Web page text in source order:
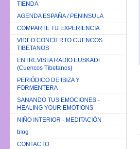
TIENDA
AGENDA ESPAÑA / PENINSULA
COMPARTE TU EXPERIENCIA
VIDEO CONCIERTO CUENCOS
TIBETANOS
ENTREVISTA RADIO EUSKADI
(Cuencos Tibetanos)
PERIÓDICO DE IBIZA Y
FORMENTERA
SANANDO TUS EMOCIONES -
HEALING YOUR EMOTIONS
NIÑO INTERIOR - MEDITACIÓN
blog
CONTACTO